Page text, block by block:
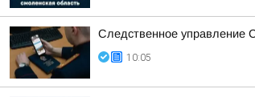
Следственное управление
10:05